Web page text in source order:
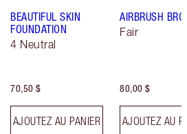
BEAUTIFUL SKIN
FOUNDATION
4 Neutral
70,50 $
AJOUTEZ AU PANIER
AIRBRUSH
Fair
80,00 $
AJOUTEZ AU